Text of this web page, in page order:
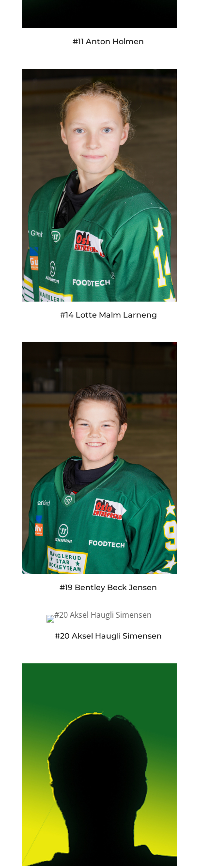
#11 Anton Holmen
#14 Lotte Malm Larneng
#19 Bentley Beck Jensen
#20 Aksel Haugli Simensen